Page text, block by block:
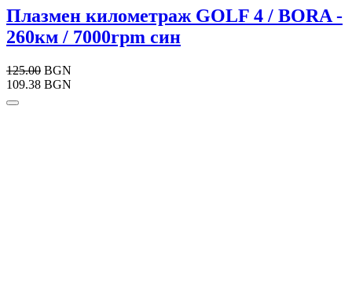
Плазмен километраж GOLF 4 / BORA -
260км / 7000rpm син
125.00 BGN
109.38 BGN